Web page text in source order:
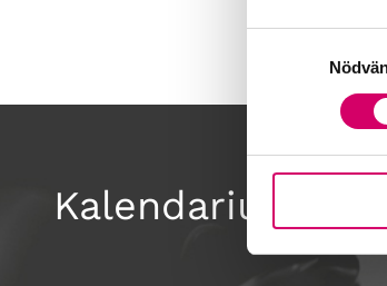
Kalendarium